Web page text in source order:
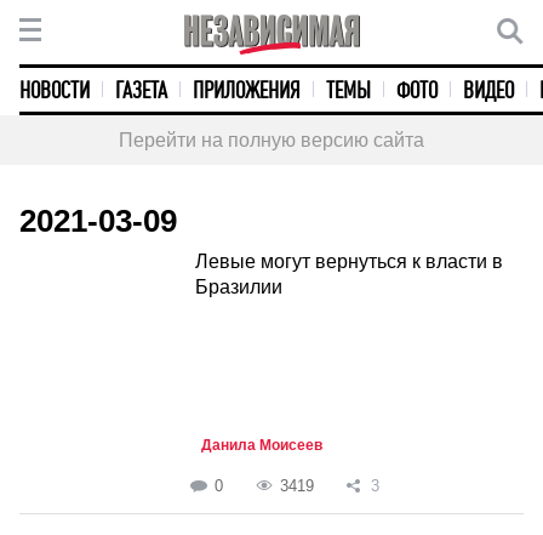
НОВОСТИ ГАЗЕТА ПРИЛОЖЕНИЯ ТЕМЫ ФОТО ВИДЕО
Перейти на полную версию сайта
2021-03-09
Левые могут вернуться к власти в
Бразилии
Данила Моисеев
0 3419 3